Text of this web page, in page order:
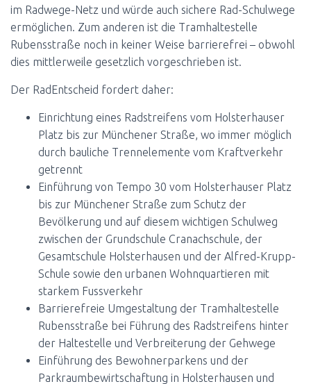
im Radwege-Netz und würde auch sichere Rad-Schulwege
ermöglichen. Zum anderen ist die Tramhaltestelle
Rubensstraße noch in keiner Weise barrierefrei – obwohl
dies mittlerweile gesetzlich vorgeschrieben ist.
Der RadEntscheid fordert daher:
Einrichtung eines Radstreifens vom Holsterhauser
Platz bis zur Münchener Straße, wo immer möglich
durch bauliche Trennelemente vom Kraftverkehr
getrennt
Einführung von Tempo 30 vom Holsterhauser Platz
bis zur Münchener Straße zum Schutz der
Bevölkerung und auf diesem wichtigen Schulweg
zwischen der Grundschule Cranachschule, der
Gesamtschule Holsterhausen und der Alfred-Krupp-
Schule sowie den urbanen Wohnquartieren mit
starkem Fussverkehr
Barrierefreie Umgestaltung der Tramhaltestelle
Rubensstraße bei Führung des Radstreifens hinter
der Haltestelle und Verbreiterung der Gehwege
Einführung des Bewohnerparkens und der
Parkraumbewirtschaftung in Holsterhausen und